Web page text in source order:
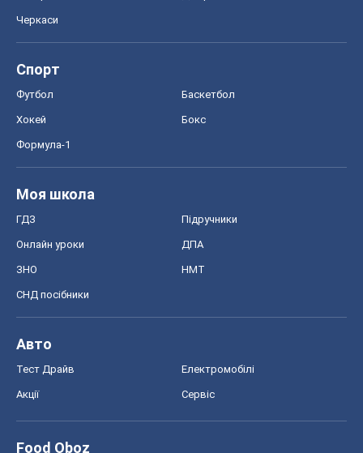
Черкаси
Спорт
Футбол Баскетбол
Хокей Бокс
Формула-1
Моя школа
ГДЗ Підручники
Онлайн уроки ДПА
ЗНО НМТ
СНД посібники
Авто
Тест Драйв Електромобілі
Акції Сервіс
Food Oboz